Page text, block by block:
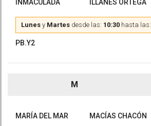
INMACULADA ILLANES ORTEGA
Lunes y Martes desde las: 10:30 hasta las:
PB.Y2
M
MARÍA DEL MAR MACÍAS CHACÓN